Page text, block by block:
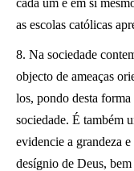
cada um é em si
as escolas católicas
8. Na sociedade
objecto de ameaças
los, pondo desta
sociedade. É também
evidencie a grandeza
desígnio de Deus,